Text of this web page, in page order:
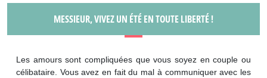
MESSIEUR, VIVEZ UN ÉTÉ EN TOUTE LIBERTÉ !
Les amours sont compliquées que vous soyez en couple ou
célibataire. Vous avez en fait du mal à communiquer avec les